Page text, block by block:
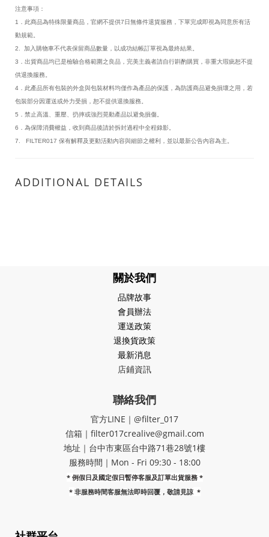
注意事項：
1．此商品為特殊限量商品，官網不提供7日無條件退貨服務，下單完成即視為同意所有活
動規範。
2. 加入購物車不代表保留商品數量，以成功結帳訂單視為最終結果。
3．出貨商品均已是檢驗合格範圍之良品，完美主義者請自行斟酌購買，非重大瑕疵恕不提
供退換服務。
4．此產品所有包裝的外盒與包裝材料均僅作為產品的保護，為防護商品避免損壞之用，若
包裝部分因運送或外力受損，恕不提供退換服務。
5．禁止高溫、重壓、扔摔或強烈晃動產品以避免損傷。
6．為保障消費權益，收到商品後請於拆封過程中全程錄影。
7. FILTER017 保有解釋及更動活動內容與細節之權利，並以最新公告內容為主。
ADDITIONAL DETAILS
關於我們
品牌故事
會員辦法
運送政策
退換貨政策
最新消息
店鋪資訊
聯絡我們
官方LINE｜@filter_017
信箱｜filter017crealive@gmail.com
地址｜​台中市東區台中路71巷28號1樓
服務時間｜Mon - Fri 09:30 - 18:00
* 例假日及國定假日暫停客服及訂單出貨服務 *
* 非服務時間客服無法即時回覆，敬請見諒 *